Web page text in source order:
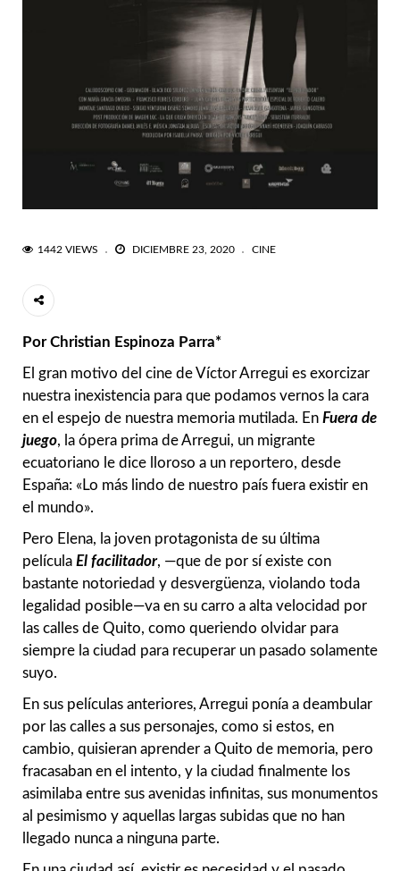
1442 VIEWS DICIEMBRE 23, 2020 CINE
Por Christian Espinoza Parra*
El gran motivo del cine de Víctor Arregui es exorcizar
nuestra inexistencia para que podamos vernos la cara
en el espejo de nuestra memoria mutilada. En Fuera de
juego, la ópera prima de Arregui, un migrante
ecuatoriano le dice lloroso a un reportero, desde
España: «Lo más lindo de nuestro país fuera existir en
el mundo».
Pero Elena, la joven protagonista de su última
película El facilitador, —que de por sí existe con
bastante notoriedad y desvergüenza, violando toda
legalidad posible—va en su carro a alta velocidad por
las calles de Quito, como queriendo olvidar para
siempre la ciudad para recuperar un pasado solamente
suyo.
En sus películas anteriores, Arregui ponía a deambular
por las calles a sus personajes, como si estos, en
cambio, quisieran aprender a Quito de memoria, pero
fracasaban en el intento, y la ciudad finalmente los
asimilaba entre sus avenidas infinitas, sus monumentos
al pesimismo y aquellas largas subidas que no han
llegado nunca a ninguna parte.